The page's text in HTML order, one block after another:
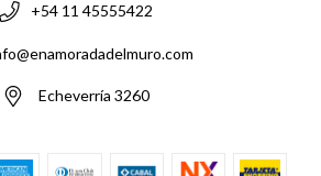
+54 11 45555422
Echeverría 3260